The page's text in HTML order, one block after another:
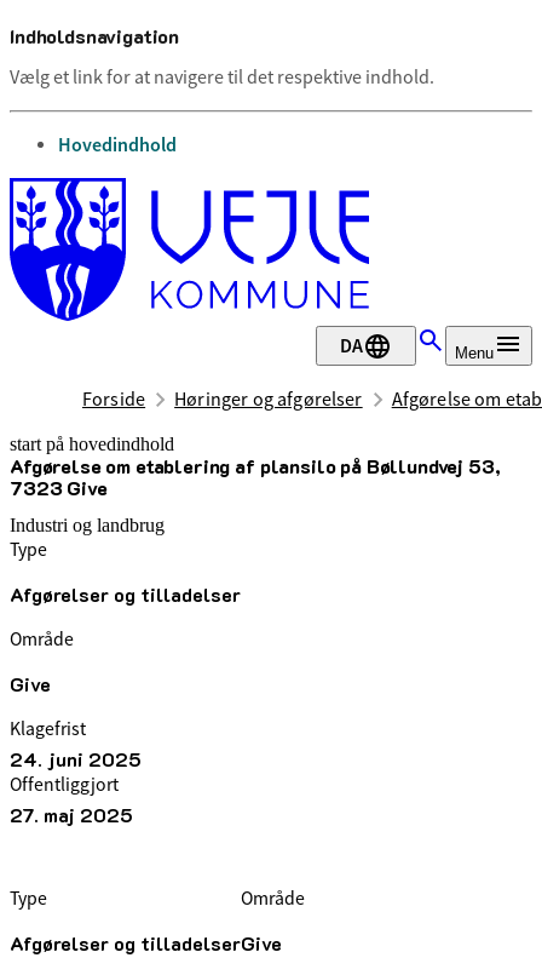
Indholdsnavigation
Vælg et link for at navigere til det respektive indhold.
gå til
Hovedindhold
DA Menu
Forside Høringer og afgørelser Afgørelse om
start på hovedindhold
Afgørelse om etablering af plansilo på Bøllundvej 53,
7323 Give
senest opdateret 27. maj 2025
Industri og landbrug
Type
Afgørelser og tilladelser
Område
Give
Klagefrist
24. juni 2025
Offentliggjort
27. maj 2025
Type
Afgørelser og tilladelser
Område
Give